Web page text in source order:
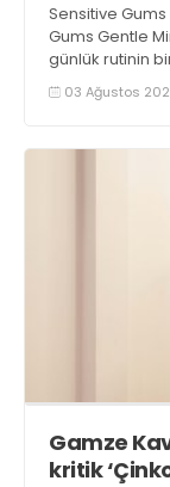
Sensitive
Gums Gentle
günlük rutinin
03 Ağustos
Gamze
kritik